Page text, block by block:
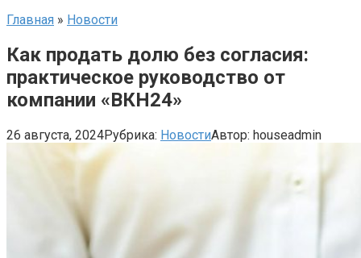
Главная » Новости
Как продать долю без согласия:
практическое руководство от
компании «ВКН24»
26 августа, 2024Рубрика: НовостиАвтор: houseadmin